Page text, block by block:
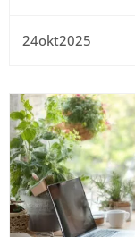
24okt2025